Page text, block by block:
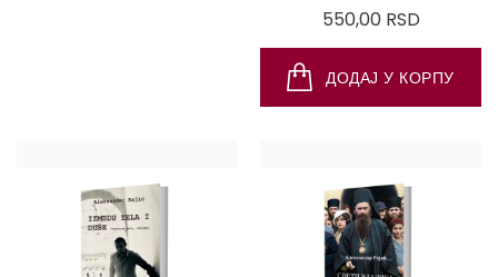
550,00 RSDЦена
ДОДАЈ У КОРПУ